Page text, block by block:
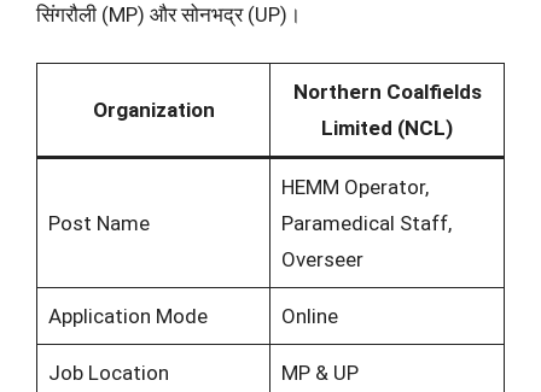
सिंगरौली (MP) और सोनभद्र (UP)।
Organization
Northern Coalfields
Limited (NCL)
Post Name
HEMM Operator,
Paramedical Staff,
Overseer
Application Mode Online
Job Location MP & UP